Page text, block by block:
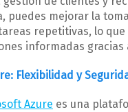
puedes mejorar la
repetitivas, lo
informadas
Flexibilidad y
Azure es una